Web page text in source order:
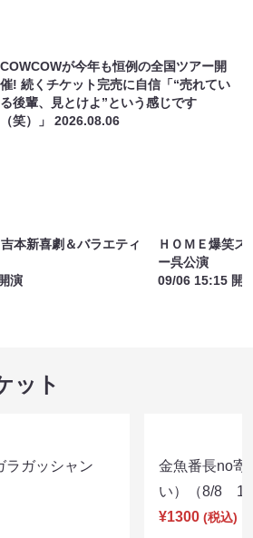
COWCOWが今年も恒例の全国ツアー開
催! 続くチケット完売に自信「“売れてい
る後輩、見とけよ”という感じです
（笑）」2026.08.06
本新喜劇＆バラエティ
演
ＨＯＭＥ爆笑ス
ー呉公演
09/06 15:15 開
ット